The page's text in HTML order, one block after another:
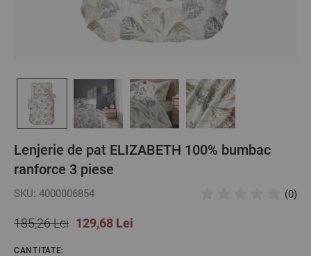
Lenjerie de pat ELIZABETH 100% bumbac
ranforce 3 piese
SKU: 4000006854 (0)
185,26 Lei 129,68 Lei
CANTITATE: